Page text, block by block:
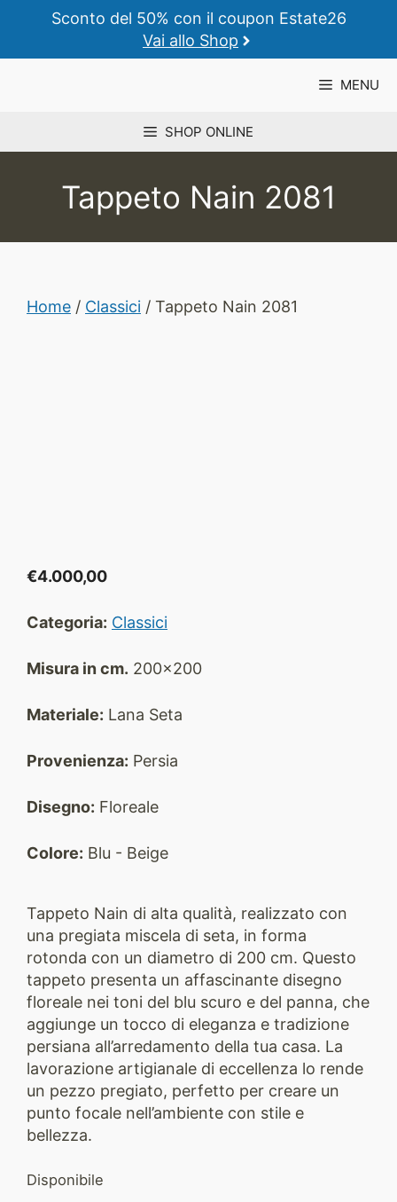
contenuto
Sconto del 50% con il coupon Estate26
Vai allo Shop
MENU
SHOP ONLINE
Tappeto Nain 2081
Home / Classici / Tappeto Nain 2081
€4.000,00
Categoria: Classici
Misura in cm. 200x200
Materiale: Lana Seta
Provenienza: Persia
Disegno: Floreale
Colore: Blu - Beige
Tappeto Nain di alta qualità, realizzato con
una pregiata miscela di seta, in forma
rotonda con un diametro di 200 cm. Questo
tappeto presenta un affascinante disegno
floreale nei toni del blu scuro e del panna, che
aggiunge un tocco di eleganza e tradizione
persiana all’arredamento della tua casa. La
lavorazione artigianale di eccellenza lo rende
un pezzo pregiato, perfetto per creare un
punto focale nell’ambiente con stile e
bellezza.
Disponibile